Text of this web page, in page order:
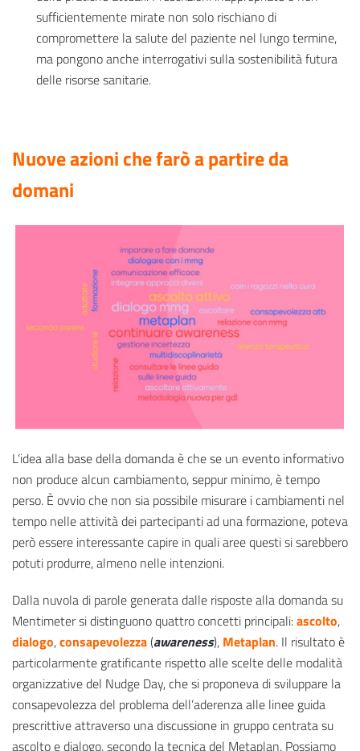
sufficientemente mirate non solo rischiano di
compromettere la salute del paziente nel lungo termine,
ma pongono anche interrogativi sulla sostenibilità futura
delle risorse sanitarie.
Nuove azioni che farò a partire da
domani
L’idea alla base della domanda è che se un evento informativo
non produce alcun cambiamento, seppur minimo, è tempo
perso. È ovvio che non sia possibile misurare i cambiamenti nel
tempo nelle attività dei partecipanti ad una formazione, poteva
però essere interessante capire in quali aree questi si sarebbero
potuti produrre, almeno nelle intenzioni.
Dalla nuvola di parole generata dalle risposte alla domanda su
Mentimeter si distinguono quattro concetti principali:ascolto,
dialogo,consapevolezza(awareness), Metaplan. Il risultato è
particolarmente gratificante rispetto alle scelte delle modalità
organizzative del Nudge Day, che si proponeva di sviluppare la
consapevolezza del problema dell’aderenza alle linee guida
prescrittive attraverso una discussione in gruppo centrata su
ascolto e dialogo, secondo la tecnica del Metaplan. Possiamo